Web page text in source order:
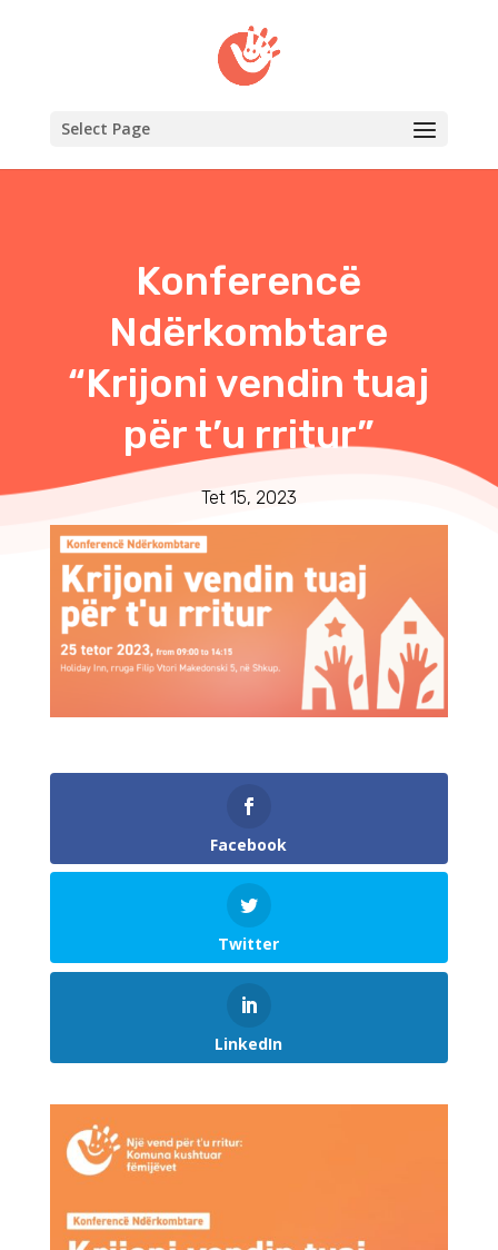
Select Page
Konferencë
Ndërkombtare
“Krijoni vendin tuaj
për t’u rritur”
Tet 15, 2023
Facebook
Twitter
LinkedIn